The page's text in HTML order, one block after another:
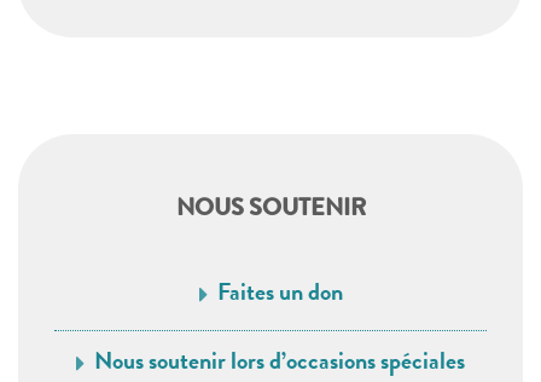
NOUS SOUTENIR
Faites un don
Nous soutenir lors d’occasions spéciales